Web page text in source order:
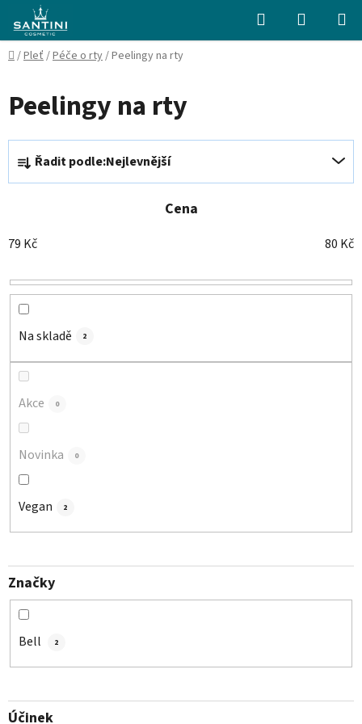
obsah
Hledat
KOŠÍK
Domů
/Pleť/Péče o rty/Peelingy na rty
Peelingy na rty
Ř
z
n
í
p
r
u
Řadit podle:Nejlevnější
Cena
79 Kč 80 Kč
Na skladě 2
Akce 0
Novinka 0
Vegan 2
Značky
Bell 2
Účinek